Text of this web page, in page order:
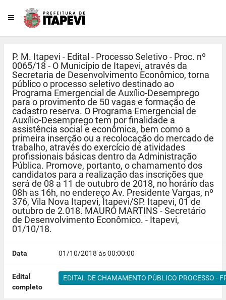
P. M. Itapevi - Edital - Processo Seletivo - Proc. nº
0065/18 - O Município de Itapevi, através da
Secretaria de Desenvolvimento Econômico, torna
público o processo seletivo destinado ao
Programa Emergencial de Auxílio-Desemprego
para o provimento de 50 vagas e formação de
cadastro reserva. O Programa Emergencial de
Auxílio-Desemprego tem por finalidade a
assistência social e econômica, bem como a
primeira inserção ou a recolocação do mercado de
trabalho, através do exercício de atividades
profissionais básicas dentro da Administração
Pública. Promove, portanto, o chamamento dos
candidatos para a realização das inscrições que
será de 08 a 11 de outubro de 2018, no horário das
08h as 16h, no endereço Av. Presidente Vargas, nº
376, Vila Nova Itapevi, Itapevi/SP. Itapevi, 01 de
outubro de 2.018. MAURO MARTINS - Secretário
de Desenvolvimento Econômico. - Itapevi,
01/10/18.
Data 01/10/2018 às 00:00:00
Edital
completo
EDITAL DE CHAMAMENTO PÚBLICO PROCESSO -